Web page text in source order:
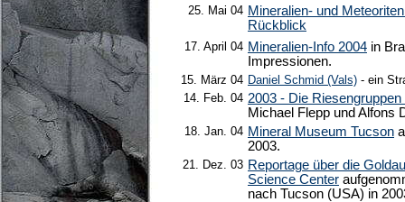
25. Mai 04 Mineralien- und
Rückblick
17. April 04 Mineralien-Info 2004 in
Impressionen.
15. März 04 Daniel Schmid (Vals) - ein
14. Feb. 04 2003 - Die
Michael Flepp und Alfons
18. Jan. 04 Mineral Museum Tucson
2003.
21. Dez. 03 Reportage über die
Science Center
nach Tucson (USA) in